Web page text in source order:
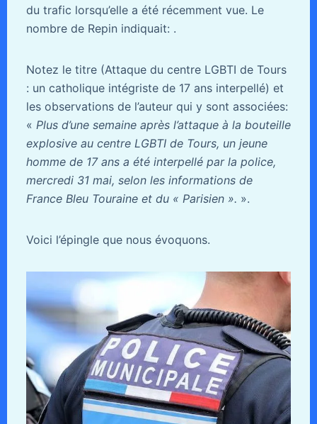
du trafic lorsqu’elle a été récemment vue. Le
nombre de Repin indiquait: .
Notez le titre (Attaque du centre LGBTI de Tours
: un catholique intégriste de 17 ans interpellé) et
les observations de l’auteur qui y sont associées:
« Plus d’une semaine après l’attaque à la bouteille
explosive au centre LGBTI de Tours, un jeune
homme de 17 ans a été interpellé par la police,
mercredi 31 mai, selon les informations de
France Bleu Touraine et du « Parisien ». ».
Voici l’épingle que nous évoquons.